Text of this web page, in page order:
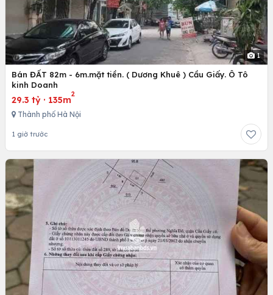
1
Bán ĐẤT 82m - 6m.mặt tiền. ( Dương Khuê ) Cầu Giấy. Ô Tô
kinh Doanh
29.3 tỷ · 135m
2
Thành phố Hà Nội
1 giờ trước